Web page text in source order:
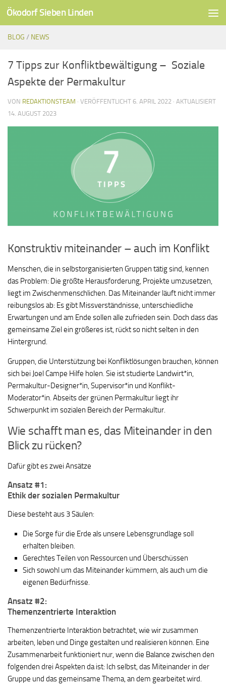
Unter dem Inhalt
Ökodorf Sieben Linden
BLOG / NEWS
7 Tipps zur Konfliktbewältigung – Soziale
Aspekte der Permakultur
VON REDAKTIONSTEAM · VERÖFFENTLICHT 6. APRIL 2022 · AKTUALISIERT
14. AUGUST 2023
Konstruktiv miteinander – auch im Konflikt
Menschen, die in selbstorganisierten Gruppen tätig sind, kennen
das Problem: Die größte Herausforderung, Projekte umzusetzen,
liegt im Zwischenmenschlichen. Das Miteinander läuft nicht immer
reibungslos ab: Es gibt Missverständnisse, unterschiedliche
Erwartungen und am Ende sollen alle zufrieden sein. Doch dass das
gemeinsame Ziel ein größeres ist, rückt so nicht selten in den
Hintergrund.
Gruppen, die Unterstützung bei Konfliktlösungen brauchen, können
sich bei Joel Campe Hilfe holen. Sie ist studierte Landwirt*in,
Permakultur-Designer*in, Supervisor*in und Konflikt-
Moderator*in. Abseits der grünen Permakultur liegt ihr
Schwerpunkt im sozialen Bereich der Permakultur.
Wie schafft man es, das Miteinander in den
Blick zu rücken?
Dafür gibt es zwei Ansätze
Ansatz #1:
Ethik der sozialen Permakultur
Diese besteht aus 3 Säulen:
Die Sorge für die Erde als unsere Lebensgrundlage soll
erhalten bleiben.
Gerechtes Teilen von Ressourcen und Überschüssen
Sich sowohl um das Miteinander kümmern, als auch um die
eigenen Bedürfnisse.
Ansatz #2:
Themenzentrierte Interaktion
Themenzentrierte Interaktion betrachtet, wie wir zusammen
arbeiten, leben und Dinge gestalten und realisieren können. Eine
Zusammenarbeit funktioniert nur, wenn die Balance zwischen den
folgenden drei Aspekten da ist: Ich selbst, das Miteinander in der
Gruppe und das gemeinsame Thema, an dem gearbeitet wird.